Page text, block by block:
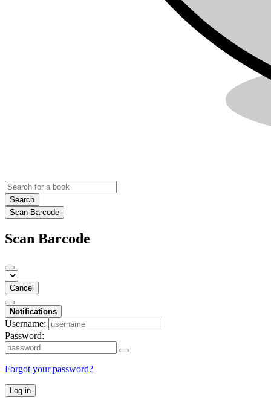
Search
Scan Barcode
Scan Barcode
Cancel
Notifications
Username:
Password:
Forgot your password?
Log in